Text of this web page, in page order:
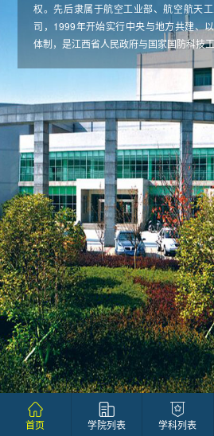
权。先后隶属于航空工业部、航空航天
司，1999年开始实行中央与地方共建、
体制，是江西省人民政府与国家国防科技
首页 学院列表 学科列表